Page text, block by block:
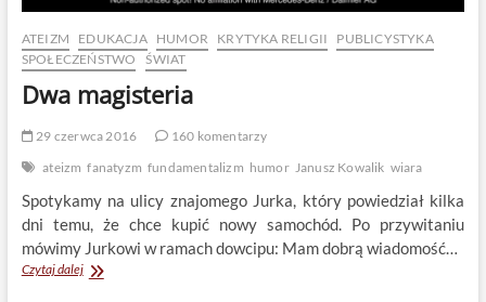
ATEIZM EDUKACJA HUMOR KRYTYKA RELIGII
PUBLICYSTYKA
SPOŁECZEŃSTWO
ŚWIAT
Dwa magisteria
29 czerwca 2016
160 komentarzy
ateizm fanatyzm fundamentalizm humor Janusz Kowalik wiara
Spotykamy na ulicy znajomego Jurka, który powiedział kilka
dni temu, że chce kupić nowy samochód. Po przywitaniu
mówimy Jurkowi w ramach dowcipu: Mam dobrą wiadomość…
Czytaj dalejDwa